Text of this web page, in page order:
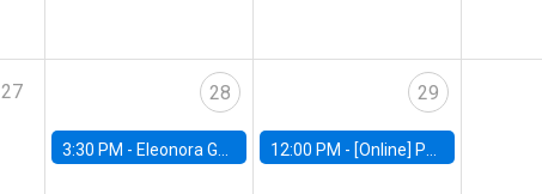
27 28
3:30 PM - Eleonora Guarnieri, Exeter University
29
12:00 PM - [Online] Pablo Slutzky, University of Maryland